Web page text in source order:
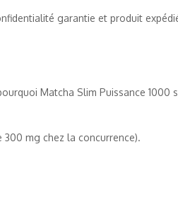
garantie et produit
Matcha Slim Puissance 1000
300 mg chez la concurrence).